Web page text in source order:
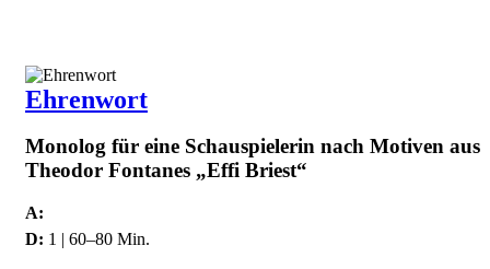
Ehrenwort
Monolog für eine Schauspielerin nach Motiven aus
Theodor Fontanes „Effi Briest“
A:
D: 1 | 60–80 Min.